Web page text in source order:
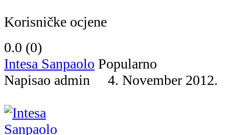
Korisničke ocjene
0.0 (0)
Intesa Sanpaolo Popularno
Napisao admin 4. November